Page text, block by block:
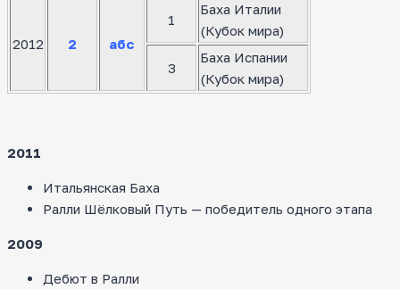
2012 2 абс
1
Баха Италии
(Кубок мира)
3
Баха Испании
(Кубок мира)
2011
Итальянская Баха
Ралли Шёлковый Путь — победитель одного этапа
2009
Дебют в Ралли